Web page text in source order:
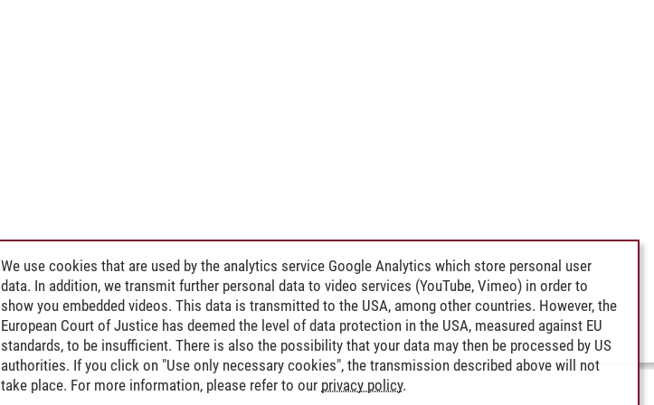
We use cookies that are used by the analytics service Google Analytics which store personal user
data. In addition, we transmit further personal data to video services (YouTube, Vimeo) in order to
show you embedded videos. This data is transmitted to the USA, among other countries. However, the
European Court of Justice has deemed the level of data protection in the USA, measured against EU
standards, to be insufficient. There is also the possibility that your data may then be processed by US
authorities. If you click on "Use only necessary cookies", the transmission described above will not
take place. For more information, please refer to our privacy policy.